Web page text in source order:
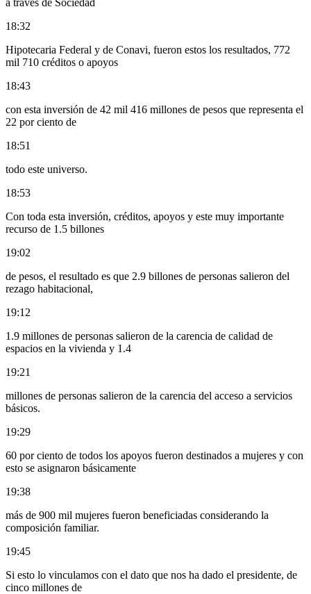
18:32
Hipotecaria Federal y de Conavi, fueron estos los resultados, 772
mil 710 créditos o apoyos
18:43
con esta inversión de 42 mil 416 millones de pesos que representa el
22 por ciento de
18:51
todo este universo.
18:53
Con toda esta inversión, créditos, apoyos y este muy importante
recurso de 1.5 billones
19:02
de pesos, el resultado es que 2.9 billones de personas salieron del
rezago habitacional,
19:12
1.9 millones de personas salieron de la carencia de calidad de
espacios en la vivienda y 1.4
19:21
millones de personas salieron de la carencia del acceso a servicios
básicos.
19:29
60 por ciento de todos los apoyos fueron destinados a mujeres y con
esto se asignaron básicamente
19:38
más de 900 mil mujeres fueron beneficiadas considerando la
composición familiar.
19:45
Si esto lo vinculamos con el dato que nos ha dado el presidente, de
cinco millones de